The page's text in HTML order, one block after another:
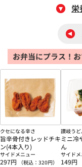
お弁当にプラス！
クセになる辛さ
旨辛骨付きレッドチキ
ン(4本入り)
サイドメニュー
297円 （税込： 320円）
讃岐う
ミニ冷
ん
サイド
149円